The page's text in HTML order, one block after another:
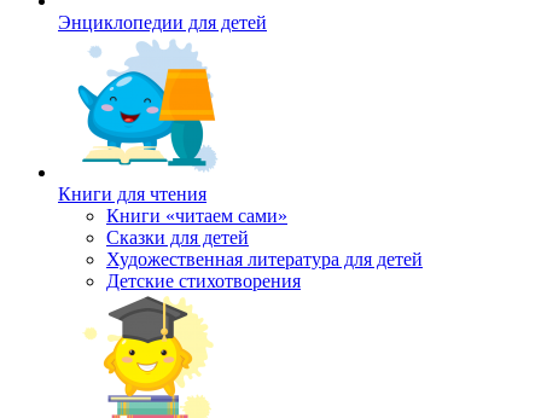
Энциклопедии для детей
Книги для чтения
Книги «читаем сами»
Сказки для детей
Художественная литература для детей
Детские стихотворения